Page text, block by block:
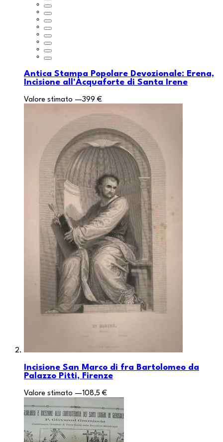
Antica Stampa Popolare Devozionale: Erena,
Incisione all'Acquaforte di Santa Irene
Valore stimato —399 €
Incisione San Marco di fra Bartolomeo da
Palazzo Pitti, Firenze
Valore stimato —108,5 €